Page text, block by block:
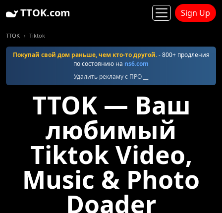
TTOK.com Sign Up
TTOK Tiktok
Покупай свой дом раньше, чем кто-то другой.- 800+ продления
по состоянию на ns6.com
Удалить рекламу с ПРО __
TTOK — Ваш
любимый
Tiktok Video,
Music & Photo
Doader